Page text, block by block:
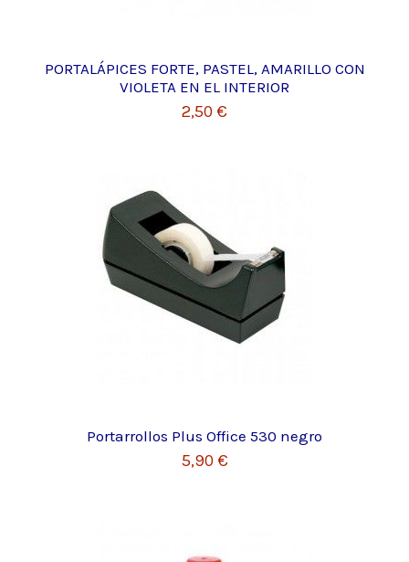
PORTALÁPICES FORTE, PASTEL, AMARILLO CON
VIOLETA EN EL INTERIOR
2,50 €
Portarrollos Plus Office 530 negro
5,90 €